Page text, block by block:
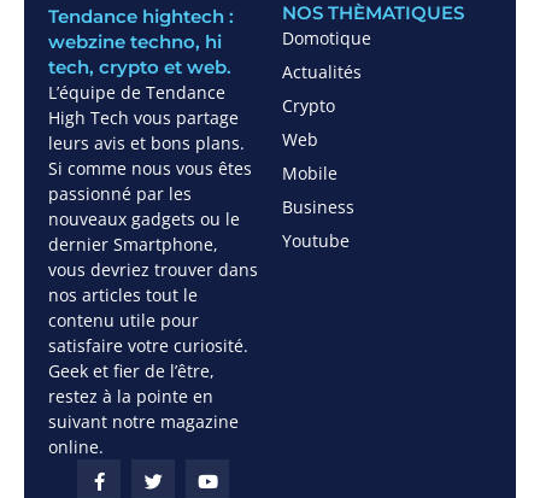
Tendance hightech :
webzine techno, hi
tech, crypto et web.
L’équipe de Tendance
High Tech vous partage
leurs avis et bons plans.
Si comme nous vous êtes
passionné par les
nouveaux gadgets ou le
dernier Smartphone,
vous devriez trouver dans
nos articles tout le
contenu utile pour
satisfaire votre curiosité.
Geek et fier de l’être,
restez à la pointe en
suivant notre magazine
online.
NOS THÈMATIQUES
Domotique
Actualités
Crypto
Web
Mobile
Business
Youtube